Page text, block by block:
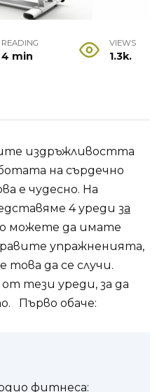
READING
4 min
VIEWS
1.3k.
издръжливостта
на сърдечно
е чудесно. На
4 уреди за
можете да имате
упражненията,
да се случи.
тези уреди, за да
Първо обаче:
фитнеса: